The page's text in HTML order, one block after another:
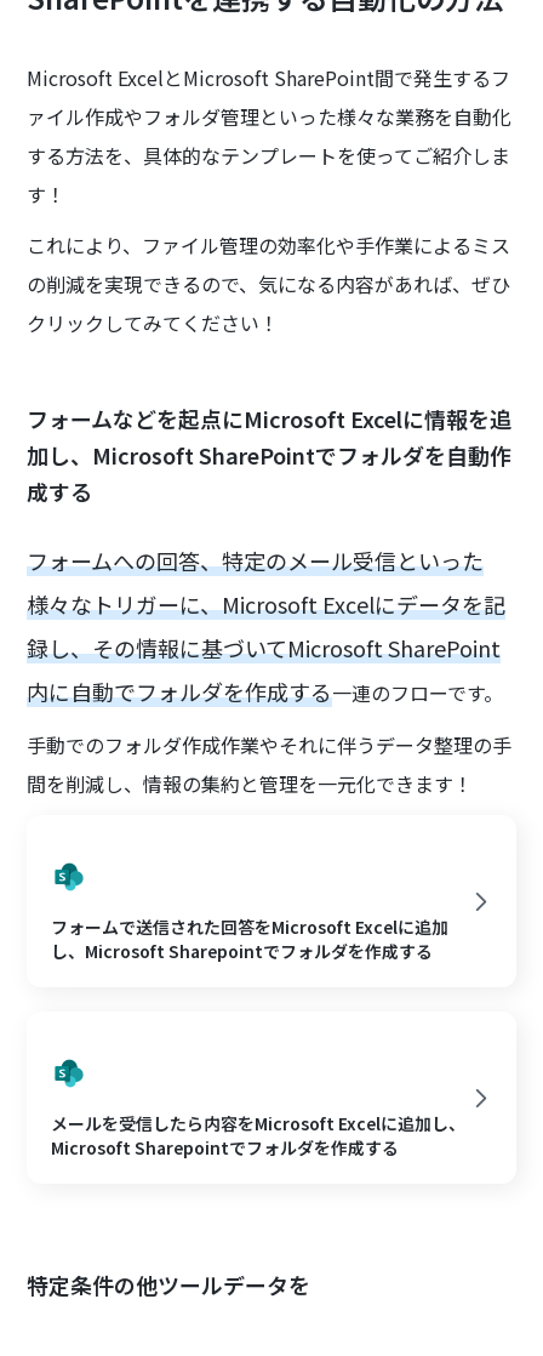
Microsoft ExcelとMicrosoft SharePoint間で発生するフ
ァイル作成やフォルダ管理といった様々な業務を自動化
する方法を、具体的なテンプレートを使ってご紹介しま
す！
これにより、ファイル管理の効率化や手作業によるミス
の削減を実現できるので、気になる内容があれば、ぜひ
クリックしてみてください！
フォームなどを起点にMicrosoft Excelに情報を追
加し、Microsoft SharePointでフォルダを自動作
成する
フォームへの回答、特定のメール受信といった
様々なトリガーに、Microsoft Excelにデータを記
録し、その情報に基づいてMicrosoft SharePoint
内に自動でフォルダを作成する一連のフローです。
手動でのフォルダ作成作業やそれに伴うデータ整理の手
間を削減し、情報の集約と管理を一元化できます！
フォームで送信された回答をMicrosoft Excelに追加
し、Microsoft Sharepointでフォルダを作成する
メールを受信したら内容をMicrosoft Excelに追加し、
Microsoft Sharepointでフォルダを作成する
特定条件の他ツールデータを